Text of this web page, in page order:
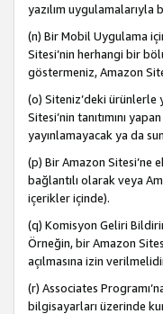
yazılım uygulamalarıyla
(n) Bir Mobil Uygulama
Sitesi’nin herhangi bir
göstermeniz, Amazon
(o) Siteniz’deki ürünlerle
Sitesi’nin tanıtımını
yayınlamayacak ya da
(p) Bir Amazon Sitesi’ne
bağlantılı olarak veya
içerikler içinde).
(q) Komisyon Geliri
Örneğin, bir Amazon
açılmasına izin
(r) Associates
bilgisayarları üzerinde